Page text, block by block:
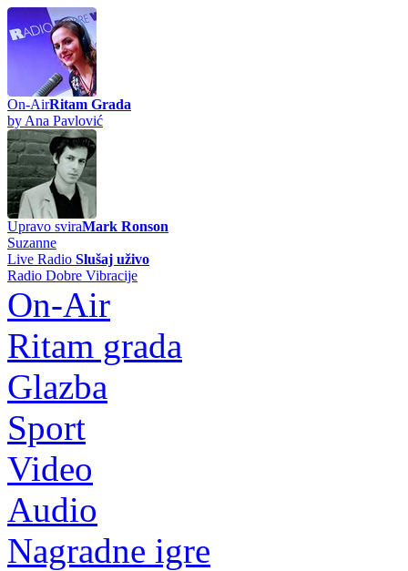
On-AirRitam Grada
by Ana Pavlović
Upravo sviraMark Ronson
Suzanne
Live Radio Slušaj uživo
Radio Dobre Vibracije
On-Air
Ritam grada
Glazba
Sport
Video
Audio
Nagradne igre